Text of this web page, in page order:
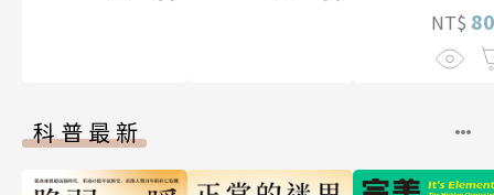
NT$
科普最新